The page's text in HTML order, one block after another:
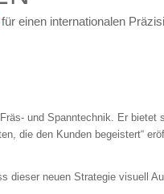
für einen internationalen
und Spanntechnik. Er
die den Kunden begeistert“
dieser neuen Strategie visuell